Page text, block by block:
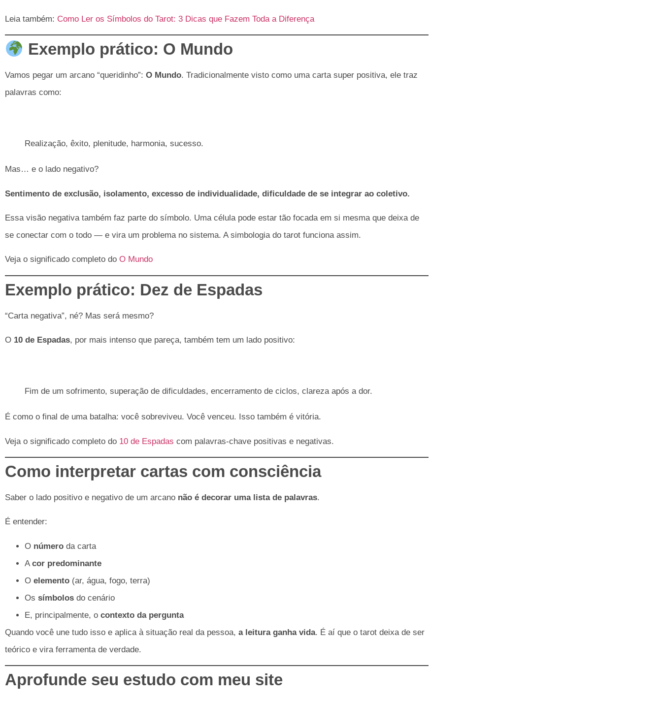
Leia também: Como Ler os Símbolos do Tarot: 3 Dicas que Fazem Toda a Diferença
Exemplo prático: O Mundo
Vamos pegar um arcano “queridinho”: O Mundo. Tradicionalmente visto como uma carta super positiva, ele traz
palavras como:
Realização, êxito, plenitude, harmonia, sucesso.
Mas… e o lado negativo?
Sentimento de exclusão, isolamento, excesso de individualidade, dificuldade de se integrar ao coletivo.
Essa visão negativa também faz parte do símbolo. Uma célula pode estar tão focada em si mesma que deixa de
se conectar com o todo — e vira um problema no sistema. A simbologia do tarot funciona assim.
Veja o significado completo do O Mundo
Exemplo prático: Dez de Espadas
“Carta negativa”, né? Mas será mesmo?
O 10 de Espadas, por mais intenso que pareça, também tem um lado positivo:
Fim de um sofrimento, superação de dificuldades, encerramento de ciclos, clareza após a dor.
É como o final de uma batalha: você sobreviveu. Você venceu. Isso também é vitória.
Veja o significado completo do 10 de Espadas com palavras-chave positivas e negativas.
Como interpretar cartas com consciência
Saber o lado positivo e negativo de um arcano não é decorar uma lista de palavras.
É entender:
O número da carta
A cor predominante
O elemento (ar, água, fogo, terra)
Os símbolos do cenário
E, principalmente, o contexto da pergunta
Quando você une tudo isso e aplica à situação real da pessoa, a leitura ganha vida. É aí que o tarot deixa de ser
teórico e vira ferramenta de verdade.
Aprofunde seu estudo com meu site